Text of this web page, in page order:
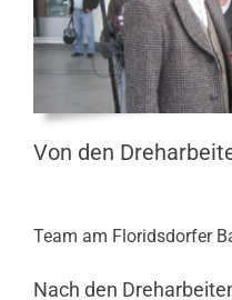
Von den
Team am Floridsdorfer
Nach den